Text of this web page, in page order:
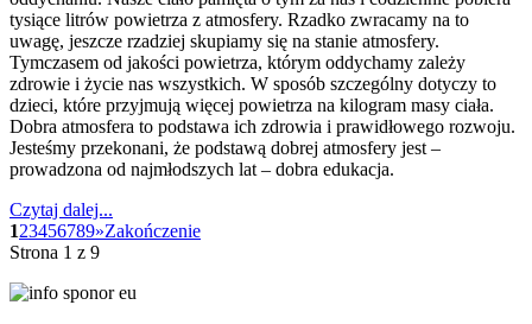
tysiące litrów powietrza z atmosfery. Rzadko zwracamy na to
uwagę, jeszcze rzadziej skupiamy się na stanie atmosfery.
Tymczasem od jakości powietrza, którym oddychamy zależy
zdrowie i życie nas wszystkich. W sposób szczególny dotyczy to
dzieci, które przyjmują więcej powietrza na kilogram masy ciała.
Dobra atmosfera to podstawa ich zdrowia i prawidłowego rozwoju.
Jesteśmy przekonani, że podstawą dobrej atmosfery jest –
prowadzona od najmłodszych lat – dobra edukacja.
Czytaj dalej...
123456789»Zakończenie
Strona 1 z 9